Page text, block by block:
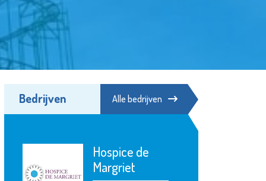
Bedrijven Alle bedrijven
Hospice de
Margriet